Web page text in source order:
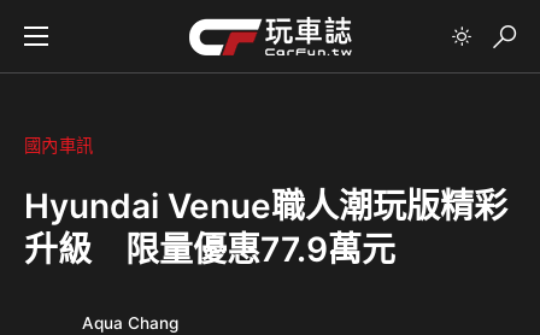
國內車訊
Hyundai Venue職人潮玩版精彩
升級 限量優惠77.9萬元
Aqua Chang